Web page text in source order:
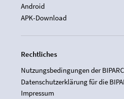
Android
APK-Download
Rechtliches
Nutzungsbedingungen der
Datenschutzerklärung für die
Impressum